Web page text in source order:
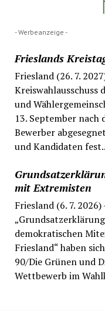
- Werbeanzeige -
Frieslands
Friesland (26. 7.
Kreiswahlausschuss
und
13. September
Bewerber
und Kandidaten
mit Extremisten
Friesland (6. 7.
demokratischen
Friesland“ haben
90/Die Grünen und
Wettbewerb im